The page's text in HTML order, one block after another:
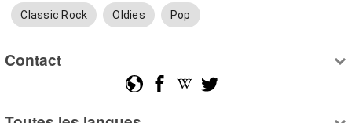
Classic Rock Oldies Pop
Contact